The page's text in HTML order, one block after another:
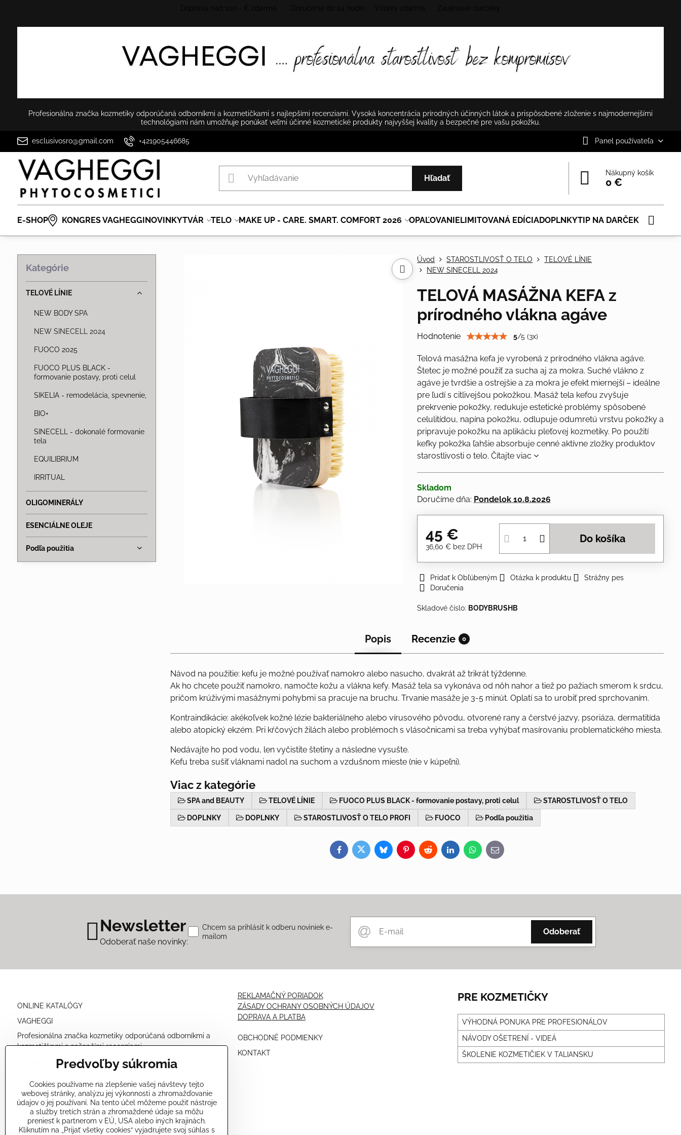
Profesionálna značka kozmetiky odporúčaná odborníkmi a kozmetičkami s najlepšími recenziami. Vysoká koncentrácia prírodných účinných látok a prispôsobené zloženie s najmodernejšími
technológiami nám umožňuje ponúkať veľmi účinné kozmetické produkty najvyššej kvality a bezpečné pre vašu pokožku.
esclusivosro@gmail.com +421905446685 Panel používateľa
Hľadať
Nákupný košík
0 €
E-SHOP KONGRES VAGHEGGINOVINKYTVÁR TELO MAKE UP - CARE. SMART. COMFORT 2026 OPAĽOVANIELIMITOVANÁ EDÍCIADOPLNKYTIP NA DARČEK
Úvod STAROSTLIVOSŤ O TELO
TELOVÉ LÍNIE
NEW SINECELL 2024
TELOVÁ MASÁŽNA KEFA z
prírodného vlákna agáve
Hodnotenie 5/5 (3x)
Telová masážna kefa je vyrobená z prírodného vlákna agáve.
Štetec je možné použiť za sucha aj za mokra. Suché vlákno z
agáve je tvrdšie a ostrejšie a za mokra je efekt miernejší – ideálne
pre ľudí s citlivejšou pokožkou. Masáž tela kefou zvyšuje
prekrvenie pokožky, redukuje estetické problémy spôsobené
celulitídou, napína pokožku, odlupuje odumretú vrstvu pokožky a
pripravuje pokožku na aplikáciu pleťovej kozmetiky. Po použití
kefky pokožka ľahšie absorbuje cenné aktívne zložky produktov
starostlivosti o telo.Čítajte viac
Skladom
Doručíme dňa: Pondelok 10.8.2026
45 €
36,60 € bez DPH
Do košíka
Pridať k Obľúbeným Otázka k produktu
Strážny pes
Doručenia
Skladové číslo: BODYBRUSHB
Popis Recenzie 0
Návod na použitie: kefu je možné používať namokro alebo nasucho, dvakrát až trikrát týždenne.
Ak ho chcete použiť namokro, namočte kožu a vlákna kefy. Masáž tela sa vykonáva od nôh nahor a tiež po pažiach smerom k srdcu,
pričom krúživými masážnymi pohybmi sa pracuje na bruchu. Trvanie masáže je 3-5 minút. Oplatí sa to urobiť pred sprchovaním.
Kontraindikácie: akékoľvek kožné lézie bakteriálneho alebo vírusového pôvodu, otvorené rany a čerstvé jazvy, psoriáza, dermatitída
alebo atopický ekzém. Pri kŕčových žilách alebo problémoch s vlásočnicami sa treba vyhýbať masírovaniu problematického miesta.
Nedávajte ho pod vodu, len vyčistite štetiny a následne vysušte.
Kefu treba sušiť vláknami nadol na suchom a vzdušnom mieste (nie v kúpeľni).
Viac z kategórie
SPA and BEAUTY TELOVÉ LÍNIE FUOCO PLUS BLACK - formovanie postavy, proti celul STAROSTLIVOSŤ O TELO
DOPLNKY DOPLNKY STAROSTLIVOSŤ O TELO PROFI FUOCO Podľa použitia
Facebook
TwitterBlueskyPinterestRedditLinkedInWhatsApp
E-
mail
Kategórie
TELOVÉ LÍNIE
NEW BODY SPA
NEW SINECELL 2024
FUOCO 2025
FUOCO PLUS BLACK -
formovanie postavy, proti celul
SIKELIA - remodelácia, spevnenie,
BIO+
SINECELL - dokonalé formovanie
tela
EQUILIBRIUM
IRRITUAL
OLIGOMINERÁLY
ESENCIÁLNE OLEJE
Podľa použitia
Newsletter
Odoberať naše novinky:
Odoberať
Chcem sa prihlásiť k odberu noviniek e-
mailom
ONLINE KATALÓGY
VAGHEGGI
Profesionálna značka kozmetiky odporúčaná odborníkmi a
kozmetičkami s najlepšími recenziami.
Vysoká koncentrácia prírodných účinných látok a
prispôsobené zloženie s najmodernejšími
technológiami nám umožňuje ponúkať veľmi účinné
kozmetické produkty
najvyššej kvality a bezpečné pre vašu pokožku.
REKLAMAČNÝ PORIADOK
ZÁSADY OCHRANY OSOBNÝCH ÚDAJOV
DOPRAVA A PLATBA
OBCHODNÉ PODMIENKY
KONTAKT
PRE KOZMETIČKY
VÝHODNÁ PONUKA PRE PROFESIONÁLOV
NÁVODY OŠETRENÍ - VIDEÁ
ŠKOLENIE KOZMETIČIEK V TALIANSKU
Predvoľby súkromia
Cookies používame na zlepšenie vašej návštevy tejto
webovej stránky, analýzu jej výkonnosti a zhromažďovanie
údajov o jej používaní. Na tento účel môžeme použiť nástroje
a služby tretích strán a zhromaždené údaje sa môžu
preniesť k partnerom v EÚ, USA alebo iných krajinách.
Kliknutím na „Prijať všetky cookies“ vyjadrujete svoj súhlas s